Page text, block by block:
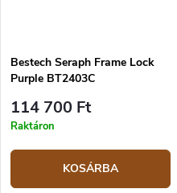
Bestech Seraph Frame Lock
Purple BT2403C
114 700 Ft
Raktáron
KOSÁRBA